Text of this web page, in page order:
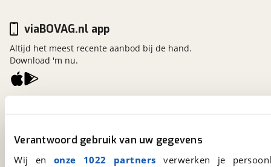
Verantwoord gebruik van uw gegevens
Wij en onze 1022 partners verwerken je
3981 AJ
Bunnik
Een initiatief van
BOVAG
viaBOVAG.nl app
Altijd het meest recente aanbod bij de hand.
Download 'm nu.